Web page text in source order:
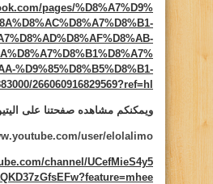
pages/%D8%A7%D9%
8A%D8%AC%D8%A7%D8%B1-
%D9%85%D8%B5%D8%B1-
266060916829569?ref=hl
ويمكنكم مشاهده صفحتنا على
user/elolalimo
channel/UCefMieS4y5